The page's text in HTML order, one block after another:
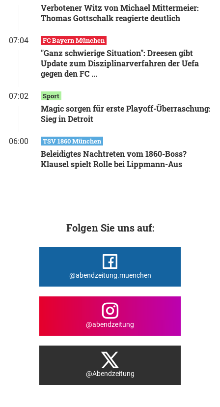
Verbotener Witz von Michael Mittermeier:
Thomas Gottschalk reagierte deutlich
07:04 FC Bayern München
"Ganz schwierige Situation": Dreesen gibt
Update zum Disziplinarverfahren der Uefa
gegen den FC ...
07:02 Sport
Magic sorgen für erste Playoff-Überraschung:
Sieg in Detroit
06:00 TSV 1860 München
Beleidigtes Nachtreten vom 1860-Boss?
Klausel spielt Rolle bei Lippmann-Aus
Folgen Sie uns auf:
@abendzeitung.muenchen
@abendzeitung
@Abendzeitung